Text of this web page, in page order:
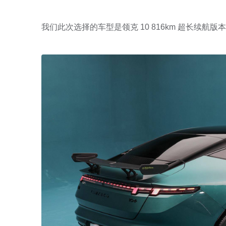
我们此次选择的车型是领克 10 816km 超长续航版